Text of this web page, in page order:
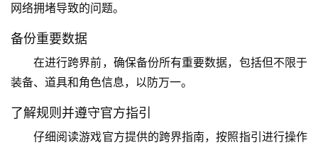
网络拥堵导致的问题。
备份重要数据
在进行跨界前，确保备份所有重要数据，包括但不限于
装备、道具和角色信息，以防万一。
了解规则并遵守官方指引
仔细阅读游戏官方提供的跨界指南，按照指引进行操作